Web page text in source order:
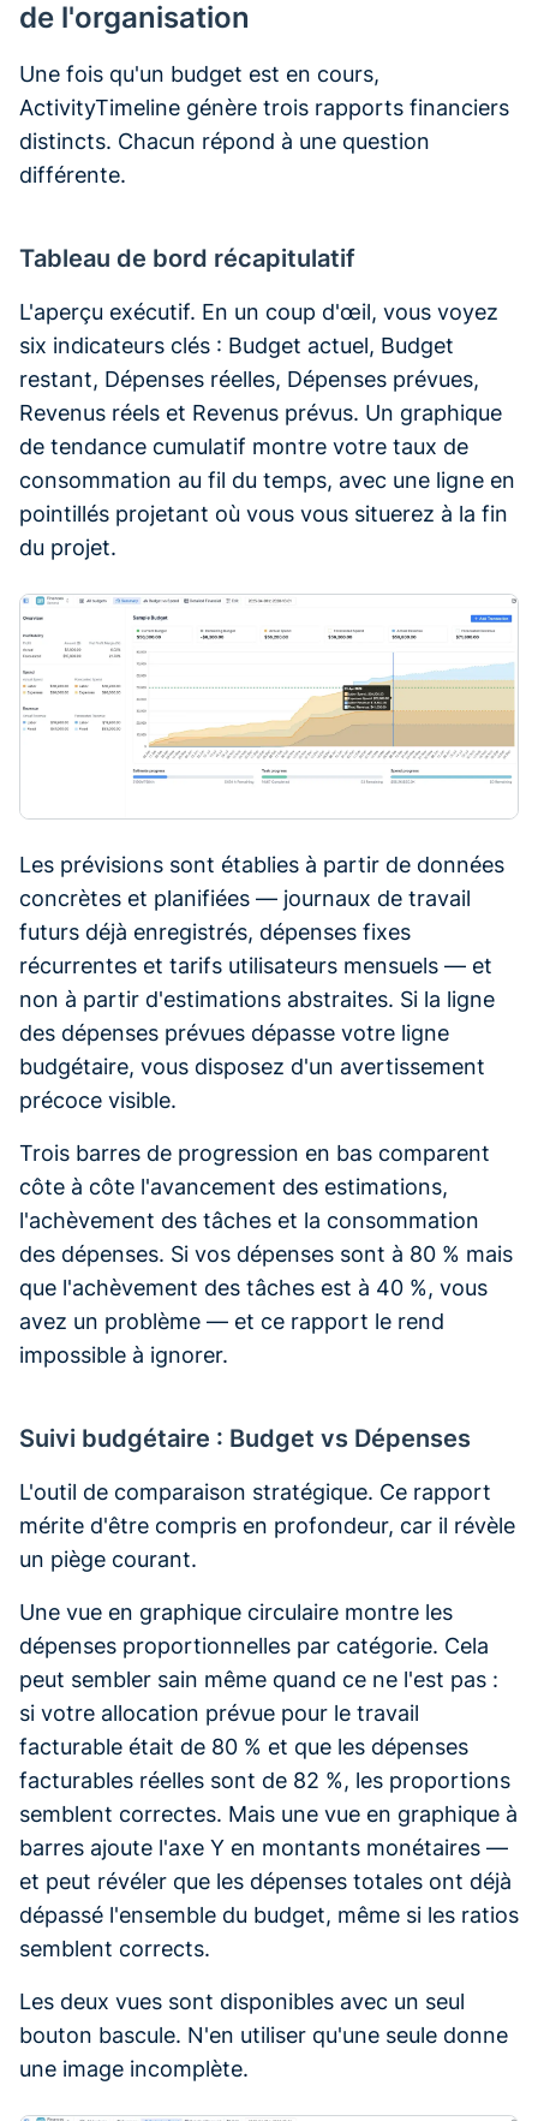
de l'organisation
Une fois qu'un budget est en cours,
ActivityTimeline génère trois rapports financiers
distincts. Chacun répond à une question
différente.
Tableau de bord récapitulatif
L'aperçu exécutif. En un coup d'œil, vous voyez
six indicateurs clés : Budget actuel, Budget
restant, Dépenses réelles, Dépenses prévues,
Revenus réels et Revenus prévus. Un graphique
de tendance cumulatif montre votre taux de
consommation au fil du temps, avec une ligne en
pointillés projetant où vous vous situerez à la fin
du projet.
Les prévisions sont établies à partir de données
concrètes et planifiées — journaux de travail
futurs déjà enregistrés, dépenses fixes
récurrentes et tarifs utilisateurs mensuels — et
non à partir d'estimations abstraites. Si la ligne
des dépenses prévues dépasse votre ligne
budgétaire, vous disposez d'un avertissement
précoce visible.
Trois barres de progression en bas comparent
côte à côte l'avancement des estimations,
l'achèvement des tâches et la consommation
des dépenses. Si vos dépenses sont à 80 % mais
que l'achèvement des tâches est à 40 %, vous
avez un problème — et ce rapport le rend
impossible à ignorer.
Suivi budgétaire : Budget vs Dépenses
L'outil de comparaison stratégique. Ce rapport
mérite d'être compris en profondeur, car il révèle
un piège courant.
Une vue en graphique circulaire montre les
dépenses proportionnelles par catégorie. Cela
peut sembler sain même quand ce ne l'est pas :
si votre allocation prévue pour le travail
facturable était de 80 % et que les dépenses
facturables réelles sont de 82 %, les proportions
semblent correctes. Mais une vue en graphique à
barres ajoute l'axe Y en montants monétaires —
et peut révéler que les dépenses totales ont déjà
dépassé l'ensemble du budget, même si les ratios
semblent corrects.
Les deux vues sont disponibles avec un seul
bouton bascule. N'en utiliser qu'une seule donne
une image incomplète.